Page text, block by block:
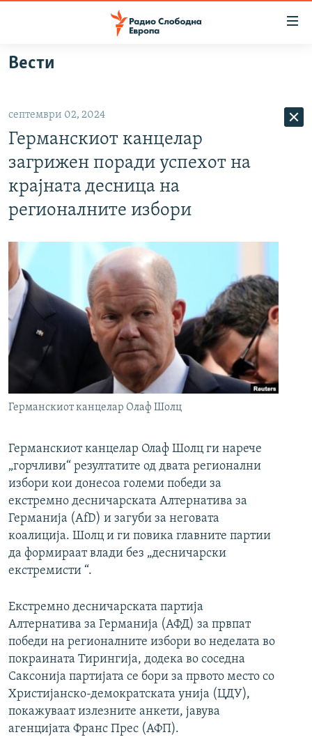
Оди
на
главната
навигација
Премини
на
пребарување
ВИЗУЕЛНО
ВЕСТИ
ШТО ТРЕБА ДА ЗНАЕТЕ
ПРИЈАВИ СЕ ЗА ЊУЗЛЕТЕР
ПОДКАСТ ЗОШТО?
СЛЕДЕТЕ НЕ
РСЕ веб страници
Вести
септември 02, 2024
Германскиот канцелар
загрижен поради успехот на
крајната десница на
регионалните избори
Германскиот канцелар Олаф Шолц
Германскиот канцелар Олаф Шолц ги нарече
„горчливи“ резултатите од двата регионални
избори кои донесоа големи победи за
екстремно десничарската Алтернатива за
Германија (AfD) и загуби за неговата
коалиција. Шолц и ги повика главните партии
да формираат влади без „десничарски
екстремисти “.
Екстремно десничарската партија
Алтернатива за Германија (АФД) за првпат
победи на регионалните избори во неделата во
покраината Тирингија, додека во соседна
Саксонија партијата се бори за првото место со
Христијанско-демократската унија (ЦДУ),
покажуваат излезните анкети, јавува
агенцијата Франс Прес (АФП).